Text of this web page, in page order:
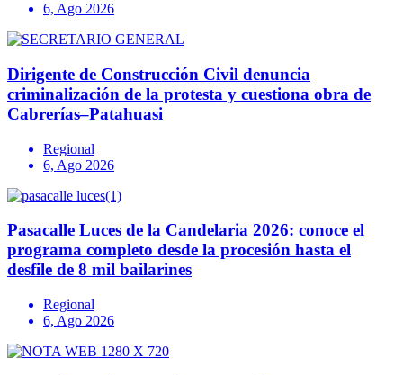
6, Ago 2026
Dirigente de Construcción Civil denuncia
criminalización de la protesta y cuestiona obra de
Cabrerías–Patahuasi
Regional
6, Ago 2026
Pasacalle Luces de la Candelaria 2026: conoce el
programa completo desde la procesión hasta el
desfile de 8 mil bailarines
Regional
6, Ago 2026